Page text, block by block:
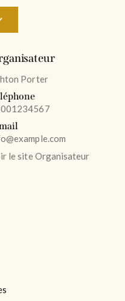
Porter
le site Organisateur